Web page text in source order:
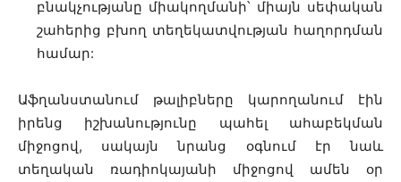
բնակչությանը միակողմանի՝ միայն սեփական
շահերից բխող տեղեկատվության հաղորդման
համար:
Աֆղանստանում թալիբները կարողանում էին
իրենց իշխանությունը պահել ահաբեկման
միջոցով, սակայն նրանց օգնում էր նաև
տեղական ռադիոկայանի միջոցով ամեն օր